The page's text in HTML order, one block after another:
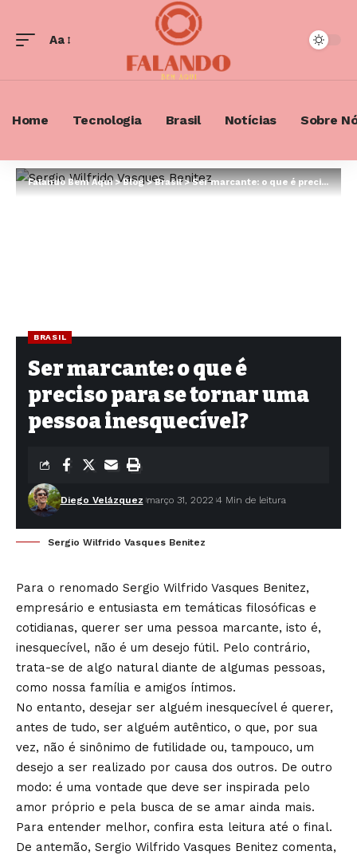
Font
Aa
Home Tecnologia Brasil Notícias Sobre
Falando Bem Aqui>Blog>Brasil>Ser marcante: o que é preciso para se tornar uma pessoa inesquecível?
BRASIL
Ser marcante: o que é
preciso para se tornar uma
pessoa inesquecível?
Diego Velázquez março 31, 2022 4 Min de leitura
Sergio Wilfrido Vasques Benitez
Para o renomado Sergio Wilfrido Vasques Benitez,
empresário e entusiasta em temáticas filosóficas e
cotidianas, querer ser uma pessoa marcante, isto é,
inesquecível, não é um desejo fútil. Pelo contrário,
trata-se de algo natural diante de algumas pessoas,
como nossa família e amigos íntimos.
No entanto, desejar ser alguém inesquecível é querer,
antes de tudo, ser alguém autêntico, o que, por sua
vez, não é sinônimo de futilidade ou, tampouco, um
desejo a ser realizado por causa dos outros. De outro
modo: é uma vontade que deve ser inspirada pelo
amor próprio e pela busca de se amar ainda mais.
Para entender melhor, confira esta leitura até o final.
De antemão, Sergio Wilfrido Vasques Benitez comenta,